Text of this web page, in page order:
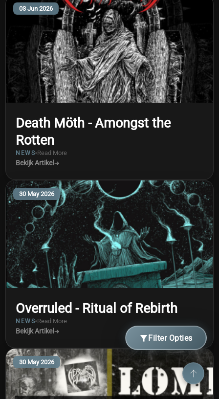
Filter Opties
03 Jun 2026
Death Möth - Amongst the
Rotten
NEWS Read More
Bekijk Artikel
30 May 2026
Overruled - Ritual of Rebirth
NEWS Read More
Bekijk Artikel
30 May 2026